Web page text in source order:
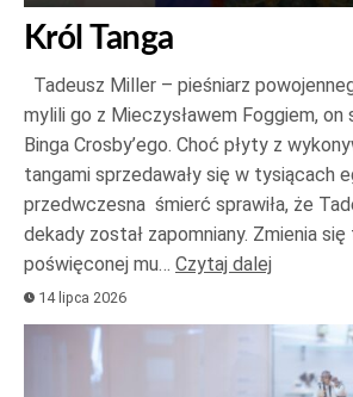
Król Tanga
Tadeusz Miller – pieśniarz
mylili go z Mieczysławem Foggiem, on
Binga Crosby’ego. Choć płyty z
tangami sprzedawały się w tysiącach
przedwczesna śmierć sprawiła, że
dekady został zapomniany. Zmienia
poświęconej mu… Czytaj dalej
14 lipca 2026
Odtwarzacz